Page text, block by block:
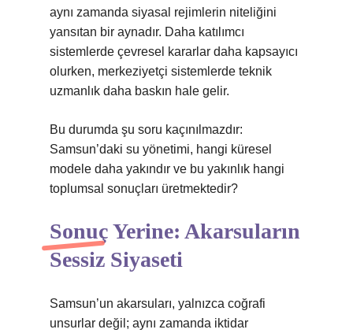
aynı zamanda siyasal rejimlerin niteliğini
yansıtan bir aynadır. Daha katılımcı
sistemlerde çevresel kararlar daha kapsayıcı
olurken, merkeziyetçi sistemlerde teknik
uzmanlık daha baskın hale gelir.
Bu durumda şu soru kaçınılmazdır:
Samsun’daki su yönetimi, hangi küresel
modele daha yakındır ve bu yakınlık hangi
toplumsal sonuçları üretmektedir?
Sonuç Yerine: Akarsuların
Sessiz Siyaseti
Samsun’un akarsuları, yalnızca coğrafi
unsurlar değil; aynı zamanda iktidar